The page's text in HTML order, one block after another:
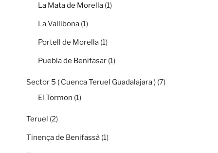
La Mata de Morella (1)
La Vallibona (1)
Portell de Morella (1)
Puebla de Benifasar (1)
Sector 5 ( Cuenca Teruel Guadalajara ) (7)
El Tormon (1)
Teruel (2)
Tinença de Benifassà (1)